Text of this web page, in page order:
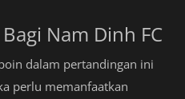
Nam Dinh FC
dalam pertandingan ini
perlu memanfaatkan